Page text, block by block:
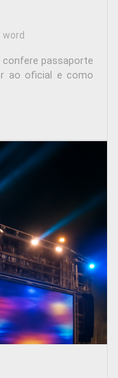
word
confere passaporte
ao oficial e como